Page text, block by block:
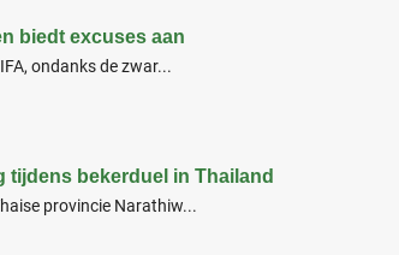
biedt excuses aan
ondanks de zwar...
tijdens bekerduel in Thailand
provincie Narathiw...